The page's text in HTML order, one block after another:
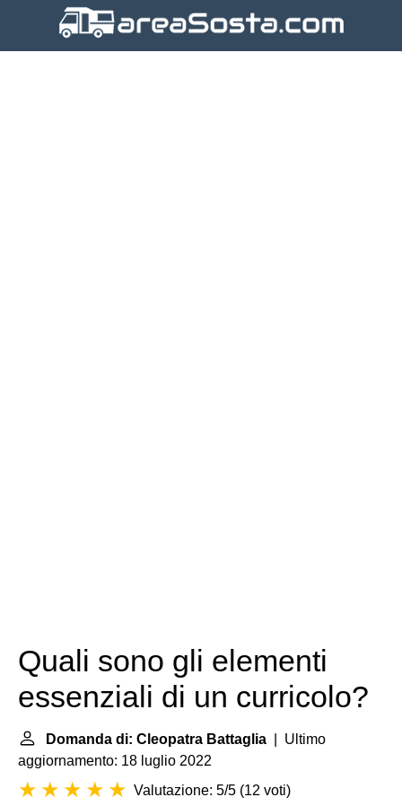
Quali sono gli elementi
essenziali di un curricolo?
Domanda di: Cleopatra Battaglia | Ultimo
aggiornamento: 18 luglio 2022
Valutazione: 5/5 (12 voti)